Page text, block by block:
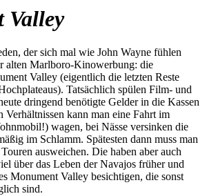
Valley
der sich mal wie John Wayne fühlen
alten Marlboro-Kinowerbung: die
Valley (eigentlich die letzten Reste
Tatsächlich spülen Film- und
dringend benötigte Gelder in die Kassen
Verhältnissen kann man eine Fahrt im
wagen, bei Nässe versinken die
im Schlamm. Spätesten dann muss man
ausweichen. Die haben aber auch
über das Leben der Navajos früher und
Monument Valley besichtigen, die sonst
sind.